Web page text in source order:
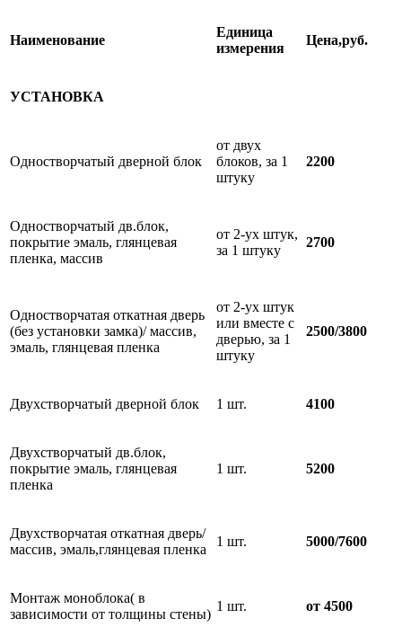
Наименование
Единица
измерения
Цена,руб.
УСТАНОВКА
Одностворчатый дверной блок
от двух
блоков, за 1
штуку
2200
Одностворчатый дв.блок,
покрытие эмаль, глянцевая
пленка, массив
от 2-ух штук,
за 1 штуку
2700
Одностворчатая откатная дверь
(без установки замка)/ массив,
эмаль, глянцевая пленка
от 2-ух штук
или вместе с
дверью, за 1
штуку
2500/3800
Двухстворчатый дверной блок 1 шт. 4100
Двухстворчатый дв.блок,
покрытие эмаль, глянцевая
пленка
1 шт. 5200
Двухстворчатая откатная дверь/
массив, эмаль,глянцевая пленка
1 шт. 5000/7600
Монтаж моноблока( в
зависимости от толщины стены)
1 шт. от 4500